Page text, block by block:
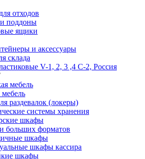
отходов
поддоны
ящики
и аксессуары
склада
V-1, 2, 3 ,4 С-2, Россия
раздевалок (локеры)
системы хранения
шкафы
больших форматов
шкафы
шкафы кассира
шкафы